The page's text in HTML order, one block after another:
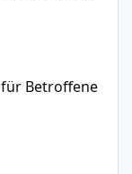
Betroffene